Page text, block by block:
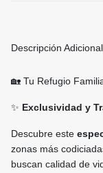
Descripción
🏡 Tu Refugio
✨ Exclusividad y
Descubre este
zonas más
buscan calidad de